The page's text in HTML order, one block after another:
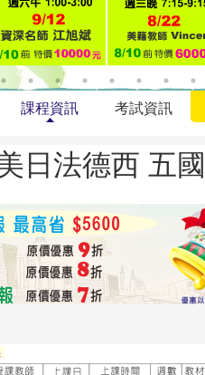
課程資訊 考試資訊
日法德西 五